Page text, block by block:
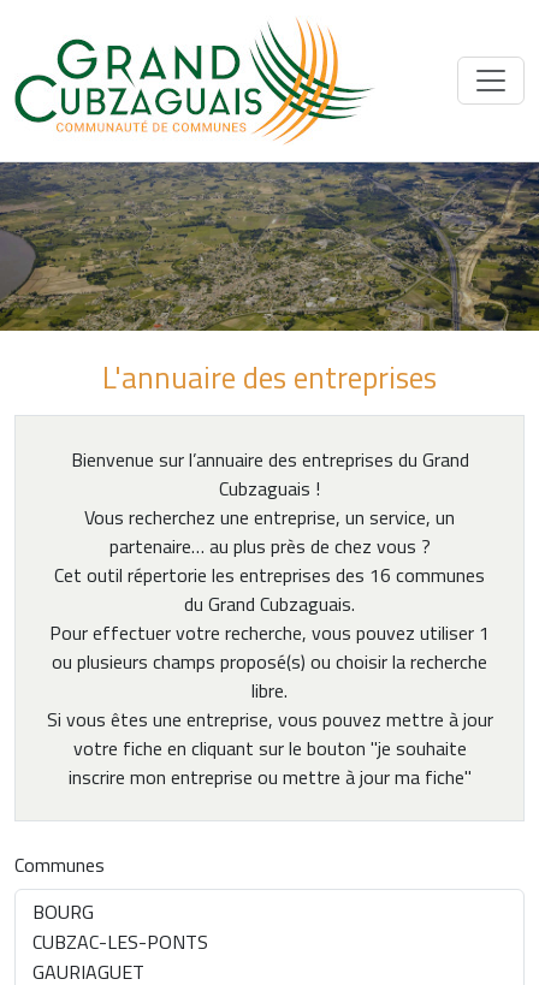
L'annuaire des entreprises
Bienvenue sur l’annuaire des entreprises du Grand
Cubzaguais !
Vous recherchez une entreprise, un service, un
partenaire… au plus près de chez vous ?
Cet outil répertorie les entreprises des 16 communes
du Grand Cubzaguais.
Pour effectuer votre recherche, vous pouvez utiliser 1
ou plusieurs champs proposé(s) ou choisir la recherche
libre.
Si vous êtes une entreprise, vous pouvez mettre à jour
votre fiche en cliquant sur le bouton "je souhaite
inscrire mon entreprise ou mettre à jour ma fiche"
Communes